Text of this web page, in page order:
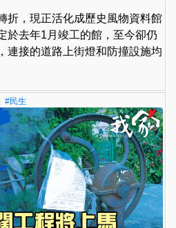
折，現正活化成歷史風物資料館
於去年1月竣工的館，至今卻仍
連接的道路上街燈和防撞設施均
#民生